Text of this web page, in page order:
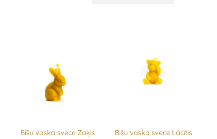
Bišu vaska svece Zaķis
Bišu vaska svece Lācītis